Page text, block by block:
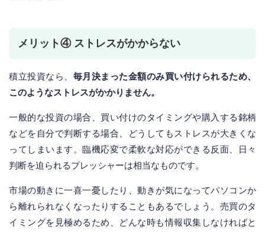
メリット④ ストレスがかからない
積立投資なら、 毎月決まった金額のみ買い付けられるため、
このようなストレスがかかりません。
一般的な投資の場合、買い付けのタイミングや購入する銘柄
などを自分で判断する場合、どうしてもストレスが大きくな
ってしまいます。臨機応変で柔軟な対応ができる反面、日々
判断を迫られるプレッシャーは相当なものです。
市場の動きに一喜一憂したり、動きが気になってパソコンか
ら離れられなくなったりすることもあるでしょう。売買のタ
イミングを見極めるため、どんな時も情報収集しなければと